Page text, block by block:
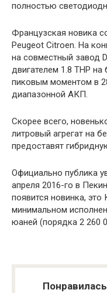
полностью
Французская новика
Peugeot Citroen. На
на совместный завод
двигателем 1.8 THP
пиковым моментом в
диапазонной АКП.
Скорее всего,
литровый агрегат на
предоставят
Официально публика
апреля 2016-го в
появится новинка,
минимальном
юаней (порядка 2 260